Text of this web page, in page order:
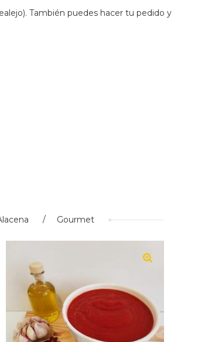
También puedes hacer tu pedido y
Gourmet